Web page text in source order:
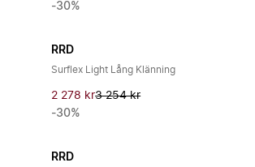
-30%
RRD
Surflex Light Lång Klänning
2 278 kr3 254 kr
-30%
RRD